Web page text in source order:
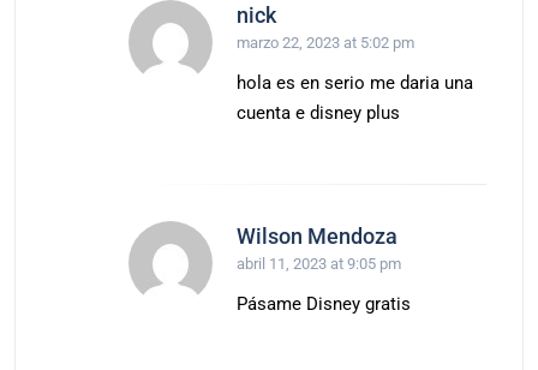
nick
marzo 22, 2023 at 5:02 pm
hola es en serio me daria una
cuenta e disney plus
Wilson Mendoza
abril 11, 2023 at 9:05 pm
Pásame Disney gratis